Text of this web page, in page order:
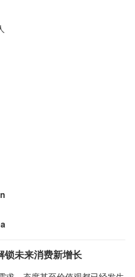
锁未来消费新增长